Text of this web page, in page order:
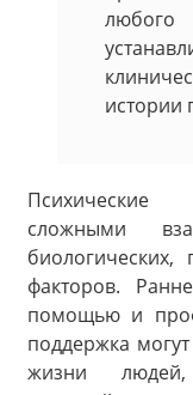
истории
Психические
сложными
факторов.
помощью и
поддержка
жизни людей,